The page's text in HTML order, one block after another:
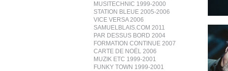
MUSITECHNIC 1999-2000
STATION BLEUE 2005-2006
VICE VERSA 2006
SAMUELBLAIS.COM 2011
PAR DESSUS BORD 2004
FORMATION CONTINUE 2007
CARTE DE NOËL 2006
MUZIK ETC 1999-2001
FUNKY TOWN 1999-2001